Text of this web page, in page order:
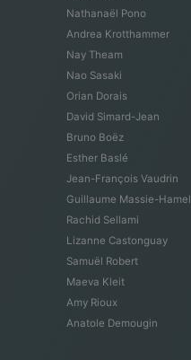
Nathanaël Pono
Andrea Krotthammer
Nay Theam
Nao Sasaki
Orian Dorais
David Simard-Jean
Bruno Boëz
Esther Baslé
Jean-François Vaudrin
Guillaume Massie-Hamel
Rachid Sellami
Lizanne Castonguay
Samuël Robert
Maeva Kleit
Amy Rioux
Anatole Demougin